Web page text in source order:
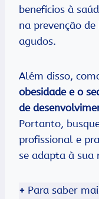
benefícios à
na prevenção
agudos.
Além disso,
obesidade e o
de
Portanto,
profissional e
se adapta à sua
+ Para saber